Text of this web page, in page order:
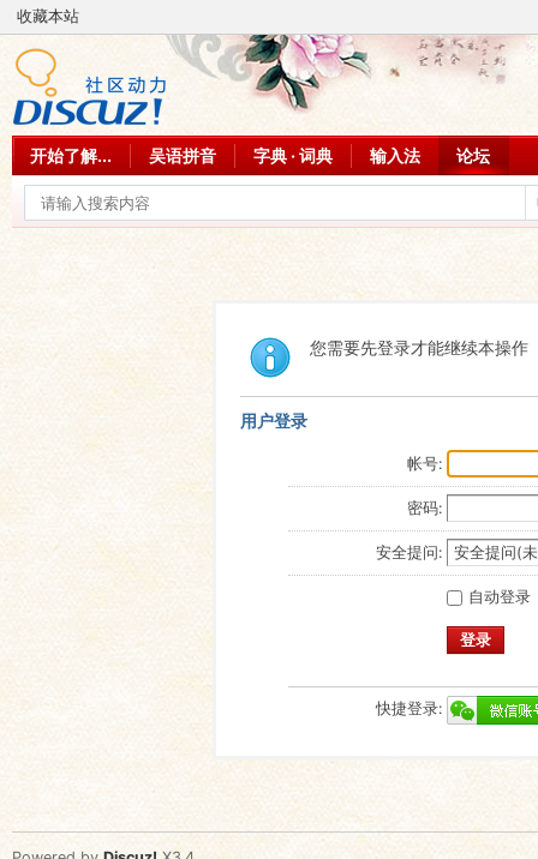
收藏本站
开始了解... 吴语拼音 字典 · 词典 输入法 论坛
您需要先登录才能继续本操作
用户登录
帐号:
密码:
安全提问:
自动登录
登录
快捷登录: